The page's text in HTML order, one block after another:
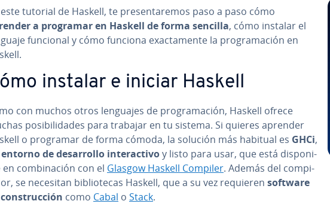
este tutorial de Haskell, te pre­se­n­ta­re­mos paso a paso cómo
a programar en Haskell de forma sencilla, cómo instalar el
funcional y cómo funciona exac­ta­me­n­te la pro­gra­ma­ción en
instalar e iniciar Haskell
con muchos otros lenguajes de pro­gra­ma­ción, Haskell ofrece
po­si­bi­li­da­des para trabajar en tu sistema. Si quieres aprender
o programar de forma cómoda, la solución más habitual es GHCi,
entorno de de­sa­rro­llo in­ter­ac­ti­voy listo para usar, que está di­s­po­ni­
en co­m­bi­na­ción con el Glasgow Haskell Compiler. Además del co­m­pi­
se necesitan bi­blio­te­cas Haskell, que a su vez requieren software
como Cabal o Stack.